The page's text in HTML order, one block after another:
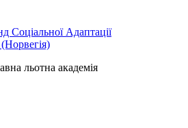
Адаптації
льотна академія